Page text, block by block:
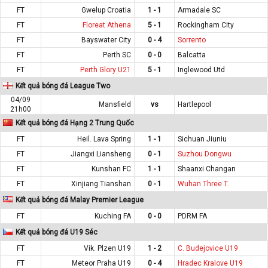
FT
Gwelup Croatia 1 - 1
Armadale SC
FT
Floreat Athena 5 - 1
Rockingham City
FT
Bayswater City 0 - 4
Sorrento
FT
Perth SC 0 - 0
Balcatta
FT
Perth Glory U21 5 - 1
Inglewood Utd
Kết quả bóng đá League Two
04/09
21h00
Mansfield vs Hartlepool
Kết quả bóng đá Hạng 2 Trung Quốc
FT
Heil. Lava Spring 1 - 1
Sichuan Jiuniu
FT
Jiangxi Liansheng 0 - 1
Suzhou Dongwu
FT
Kunshan FC 1 - 1
Shaanxi Changan
FT
Xinjiang Tianshan 0 - 1
Wuhan Three T.
Kết quả bóng đá Malay Premier League
FT
Kuching FA 0 - 0
PDRM FA
Kết quả bóng đá U19 Séc
FT
Vik. Plzen U19 1 - 2
C. Budejovice U19
FT
Meteor Praha U19 0 - 4
Hradec Kralove U19